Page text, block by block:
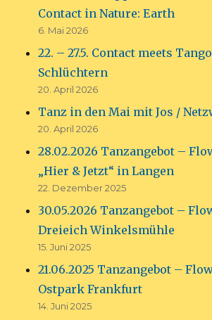
Contact in Nature: Earth
6. Mai 2026
22. – 27.5. Contact meets
Schlüchtern
20. April 2026
Tanz in den Mai mit Jos /
20. April 2026
28.02.2026 Tanzangebot –
„Hier & Jetzt“ in Langen
22. Dezember 2025
30.05.2026 Tanzangebot –
Dreieich Winkelsmühle
15. Juni 2025
21.06.2025 Tanzangebot –
Ostpark Frankfurt
14. Juni 2025